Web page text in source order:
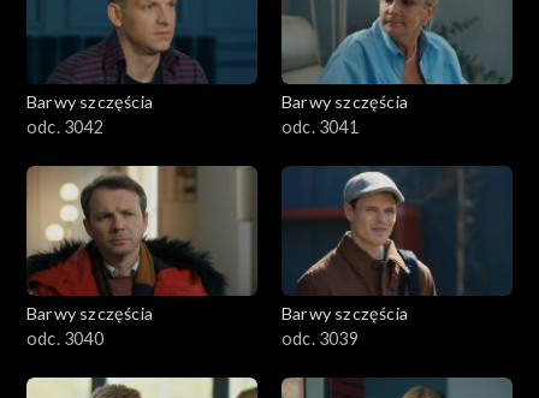
Barwy szczęścia
odc. 3042
Barwy szczęścia
odc. 3041
Barwy szczęścia
odc. 3040
Barwy szczęścia
odc. 3039